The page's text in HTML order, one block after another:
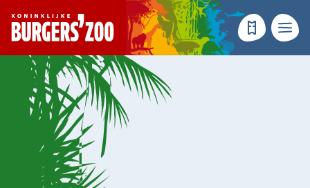
- Homepagina
TicketsMenu